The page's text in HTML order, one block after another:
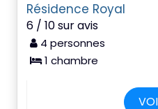
Résidence Royal
6 / 10 sur avis
4 personnes
1 chambre